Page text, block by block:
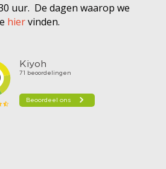
uur. De dagen waarop we
hiervinden.